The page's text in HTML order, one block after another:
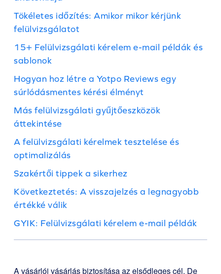
Tökéletes időzítés: Amikor mikor kérjünk
felülvizsgálatot
15+ Felülvizsgálati kérelem e-mail példák és
sablonok
Hogyan hoz létre a Yotpo Reviews egy
súrlódásmentes kérési élményt
Más felülvizsgálati gyűjtőeszközök
áttekintése
A felülvizsgálati kérelmek tesztelése és
optimalizálás
Szakértői tippek a sikerhez
Következtetés: A visszajelzés a legnagyobb
értékké válik
GYIK: Felülvizsgálati kérelem e-mail példák
A vásárlói vásárlás biztosítása az elsődleges cél. De